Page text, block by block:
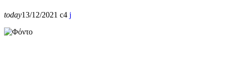
today13/12/2021 4